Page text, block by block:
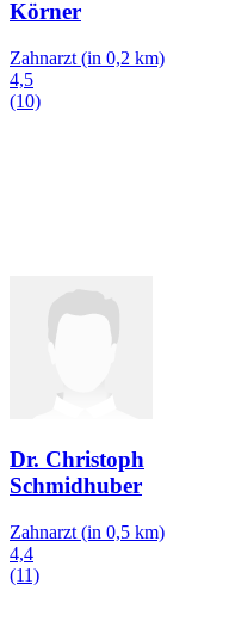
Körner
Zahnarzt (in 0,2 km)
4,5
(10)
Dr. Christoph
Schmidhuber
Zahnarzt (in 0,5 km)
4,4
(11)